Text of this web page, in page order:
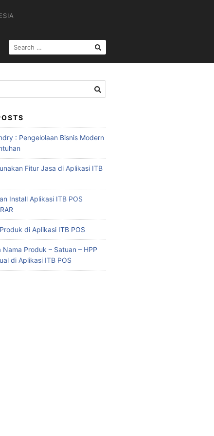
: Pengelolaan Bisnis Modern
Fitur Jasa di Aplikasi ITB
Install Aplikasi ITB POS
di Aplikasi ITB POS
Nama Produk – Satuan – HPP
di Aplikasi ITB POS